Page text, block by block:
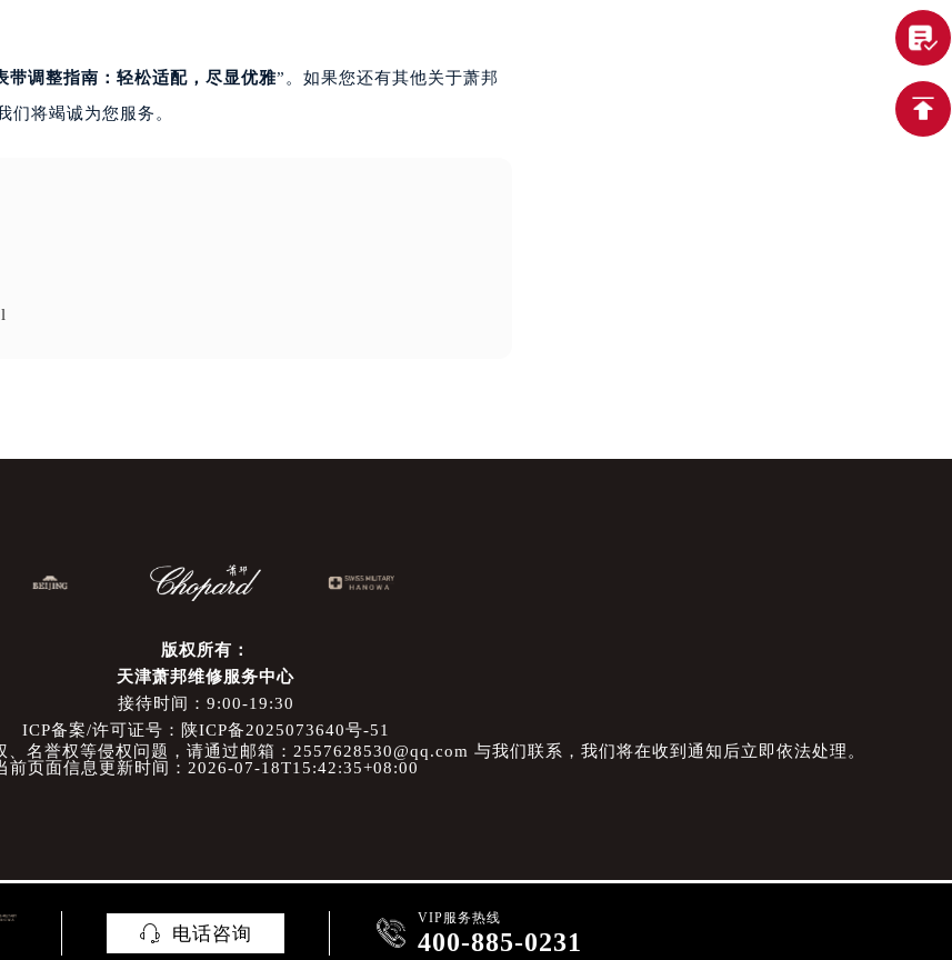
带调整指南：轻松适配，尽显优雅”。如果您还有其他关于萧邦
们将竭诚为您服务。
版权所有：
天津萧邦维修服务中心
接待时间：9:00-19:30
ICP备案/许可证号：陕ICP备2025073640号-51
名誉权等侵权问题，请通过邮箱：2557628530@qq.com 与我们联系，我们将在收到通知后立即依法处理。
前页面信息更新时间：2026-07-18T15:42:35+08:00
 电话咨询  VIP服务热线
400-885-0231